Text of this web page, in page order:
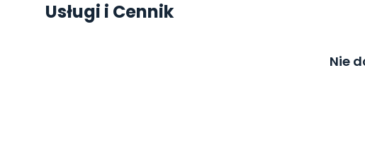
Usługi i Cennik
Nie